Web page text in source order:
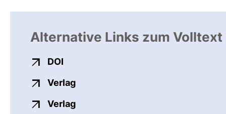
Alternative Links zum Volltext
DOI
Verlagexterner Link, öffnet neues
Verlagexterner Link, öffnet neues